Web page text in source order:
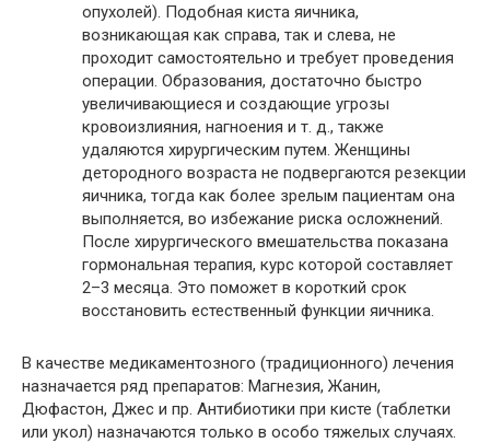
опухолей). Подобная киста яичника,
возникающая как справа, так и слева, не
проходит самостоятельно и требует проведения
операции. Образования, достаточно быстро
увеличивающиеся и создающие угрозы
кровоизлияния, нагноения и т. д., также
удаляются хирургическим путем. Женщины
детородного возраста не подвергаются резекции
яичника, тогда как более зрелым пациентам она
выполняется, во избежание риска осложнений.
После хирургического вмешательства показана
гормональная терапия, курс которой составляет
2–3 месяца. Это поможет в короткий срок
восстановить естественный функции яичника.
В качестве медикаментозного (традиционного) лечения
назначается ряд препаратов: Магнезия, Жанин,
Дюфастон, Джес и пр. Антибиотики при кисте (таблетки
или укол) назначаются только в особо тяжелых случаях.